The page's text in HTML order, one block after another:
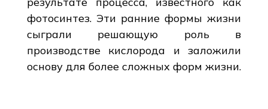
фотосинтез. Эти ранние формы жизни
сыграли решающую роль в
производстве кислорода и заложили
основу для более сложных форм жизни.